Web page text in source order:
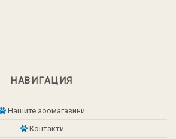
НАВИГАЦИЯ
Нашите зоомагазини
Контакти